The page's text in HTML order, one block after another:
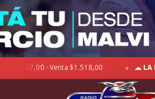
☁ CHACO: 11°C · Sensación 8°C ·